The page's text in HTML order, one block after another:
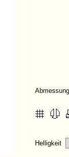
Helligkeit